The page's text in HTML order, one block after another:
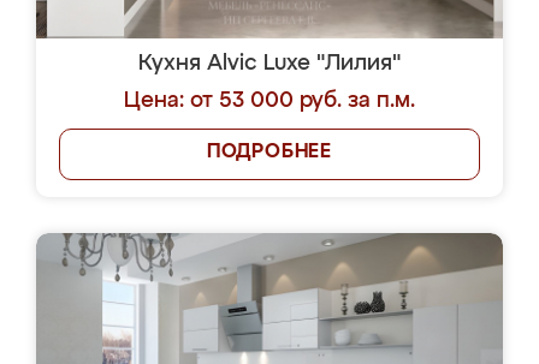
Кухня Alvic Luxe "Лилия"
Цена: от 53 000 руб. за п.м.
ПОДРОБНЕЕ